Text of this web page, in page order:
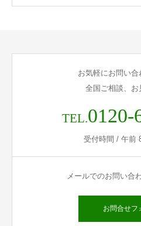
お気軽にお問い
全国ご相談、お
TEL.0120-
受付時間 / 午前
メールでのお問い合
お問合せフ